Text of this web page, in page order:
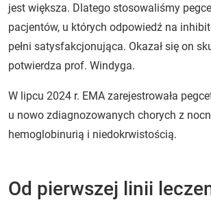
jest większa. Dlatego stosowaliśmy
pacjentów, u których odpowiedź na
pełni satysfakcjonująca. Okazał się on
potwierdza prof. Windyga.
W lipcu 2024 r. EMA zarejestrowała
u nowo zdiagnozowanych chorych z
hemoglobinurią i niedokrwistością.
Od pierwszej linii